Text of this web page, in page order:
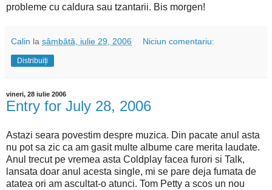
probleme cu caldura sau tzantarii. Bis morgen!
Calin la sâmbătă, iulie 29, 2006 Niciun comentariu:
Distribuiți
vineri, 28 iulie 2006
Entry for July 28, 2006
Astazi seara povestim despre muzica. Din pacate anul asta
nu pot sa zic ca am gasit multe albume care merita laudate.
Anul trecut pe vremea asta Coldplay facea furori si Talk,
lansata doar anul acesta single, mi se pare deja fumata de
atatea ori am ascultat-o atunci. Tom Petty a scos un nou